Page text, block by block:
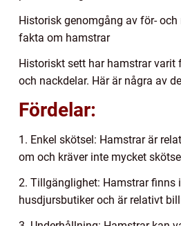
Historisk genomgång av för-
fakta om hamstrar
Historiskt sett har hamstrar varit
och nackdelar. Här är några av
Fördelar:
1. Enkel skötsel: Hamstrar är
om och kräver inte mycket
2. Tillgänglighet: Hamstrar finns
husdjursbutiker och är relativt